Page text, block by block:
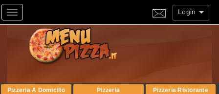
Toggle navigation Login
Pizzeria A Domicilio Pizzeria
Pizzeria Ristorante